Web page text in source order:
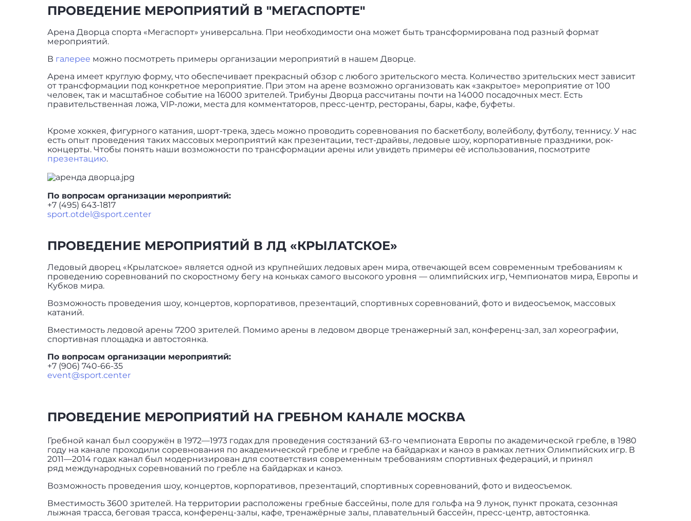
ПРОВЕДЕНИЕ МЕРОПРИЯТИЙ В "МЕГАСПОРТЕ"
Арена Дворца спорта «Мегаспорт» универсальна. При необходимости она может быть трансформирована под разный формат
мероприятий.
В галереe можно посмотреть примеры организации мероприятий в нашем Дворце.
Арена имеет круглую форму, что обеспечивает прекрасный обзор с любого зрительского места. Количество зрительских мест зависит
от трансформации под конкретное мероприятие. При этом на арене возможно организовать как «закрытое» мероприятие от 100
человек, так и масштабное событие на 16000 зрителей. Трибуны Дворца рассчитаны почти на 14000 посадочных мест. Есть
правительственная ложа, VIP-ложи, места для комментаторов, пресс-центр, рестораны, бары, кафе, буфеты.
Кроме хоккея, фигурного катания, шорт-трека, здесь можно проводить соревнования по баскетболу, волейболу, футболу, теннису. У нас
есть опыт проведения таких массовых мероприятий как презентации, тест-драйвы, ледовые шоу, корпоративные праздники, рок-
концерты. Чтобы понять наши возможности по трансформации арены или увидеть примеры её использования, посмотрите
презентацию.
По вопросам организации мероприятий:
+7 (495) 643-1817
sport.otdel@sport.center
ПРОВЕДЕНИЕ МЕРОПРИЯТИЙ В ЛД «КРЫЛАТСКОЕ»
Ледовый дворец «Крылатское» является одной из крупнейших ледовых арен мира, отвечающей всем современным требованиям к
проведению соревнований по скоростному бегу на коньках самого высокого уровня — олимпийских игр, Чемпионатов мира, Европы и
Кубков мира.
Возможность проведения шоу, концертов, корпоративов, презентаций, спортивных соревнований, фото и видеосъемок, массовых
катаний.
Вместимость ледовой арены 7200 зрителей. Помимо арены в ледовом дворце тренажерный зал, конференц-зал, зал хореографии,
спортивная площадка и автостоянка.
По вопросам организации мероприятий:
+7 (906) 740-66-35
event@sport.center
ПРОВЕДЕНИЕ МЕРОПРИЯТИЙ НА ГРЕБНОМ КАНАЛЕ МОСКВА
Гребной канал был сооружён в 1972—1973 годах для проведения состязаний 63-го чемпионата Европы по академической гребле, в 1980
году на канале проходили соревнования по академической гребле и гребле на байдарках и каноэ в рамках летних Олимпийских игр. В
2011—2014 годах канал был модернизирован для соответствия современным требованиям спортивных федераций, и принял
ряд международных соревнований по гребле на байдарках и каноэ.
Возможность проведения шоу, концертов, корпоративов, презентаций, спортивных соревнований, фото и видеосъемок.
Вместимость 3600 зрителей. На территории расположены гребные бассейны, поле для гольфа на 9 лунок, пункт проката, сезонная
лыжная трасса, беговая трасса, конференц-залы, кафе, тренажёрные залы, плавательный бассейн, пресс-центр, автостоянка.